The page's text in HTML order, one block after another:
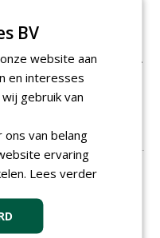
van het idee dat
is'
en Ovaa Sport B.V.
aan
Schenge in Goes.
6 sec
Amsterdamse bos
bij de Amstelveense
worden sinds het
gespeeld onder LED
BV
website aan
en interesses
gebruik van
van belang
ervaring
Lees verder